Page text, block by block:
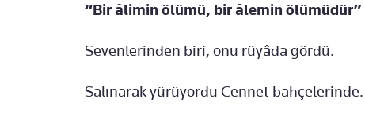
“Bir âlimin ölümü, bir âlemin ölümüdür”
Sevenlerinden biri, onu rüyâda gördü.
Salınarak yürüyordu Cennet bahçelerinde.